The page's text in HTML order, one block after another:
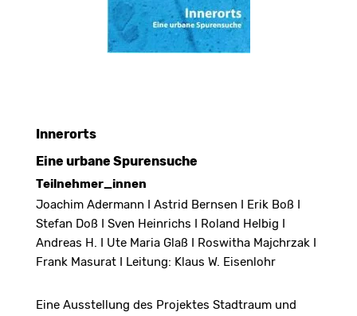
Innerorts
Eine urbane Spurensuche
Teilnehmer_innen
Joachim Adermann I Astrid Bernsen I Erik Boß I
Stefan Doß I Sven Heinrichs I Roland Helbig I
Andreas H. I Ute Maria Glaß I Roswitha Majchrzak I
Frank Masurat I Leitung: Klaus W. Eisenlohr
Eine Ausstellung des Projektes Stadtraum und